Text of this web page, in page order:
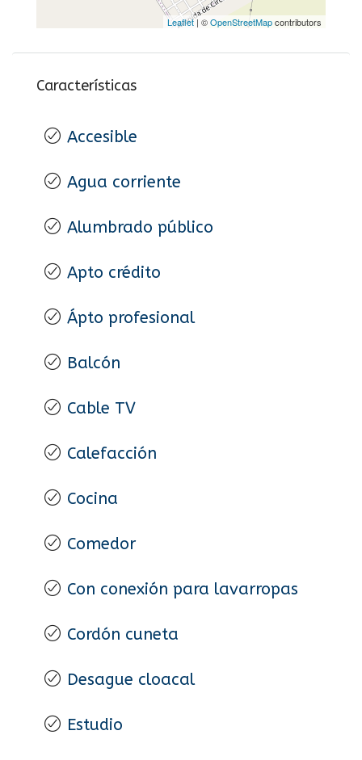
Leaflet| ©OpenStreetMapcontributors
Características
Accesible
Agua corriente
Alumbrado público
Apto crédito
Ápto profesional
Balcón
Cable TV
Calefacción
Cocina
Comedor
Con conexión para lavarropas
Cordón cuneta
Desague cloacal
Estudio